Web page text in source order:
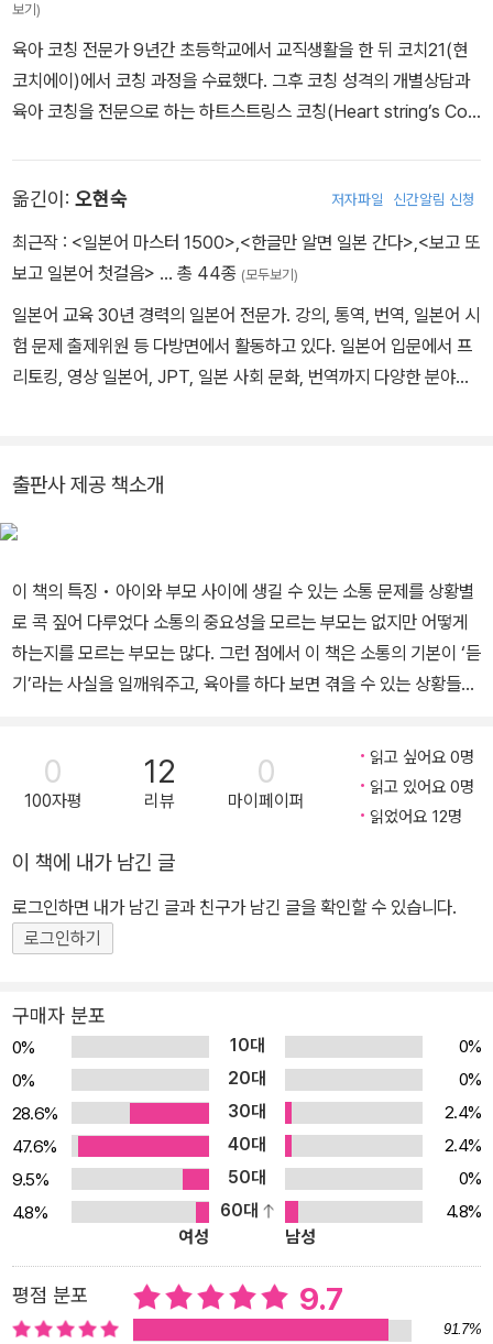
경험해보길 바란다. 나와 아이의 관계에 어떤 변화가 생길지를 기대
하면서.
보기)
육아 코칭 전문가 9년간 초등학교에서 교직생활을 한 뒤 코치21(현
코치에이)에서 코칭 과정을 수료했다. 그후 코칭 성격의 개별상담과
육아 코칭을 전문으로 하는 하트스트링스 코칭(Heart string’s Coa
는 5천여 명에 이른다. 블로그 〈양육에서 듣기가 90%면 모든 것이
잘 풀린다〉를 운영하고 있으며, 그중 ‘완벽한 엄마보다 행복한 엄마
되기’를 위한 조언은 부모들의 큰 호응을 받으며 블로그는 하루 7천
기를 바라며 아이를 키우는 엄마로서, 교육 전문가로서, 육아 상담가
로서의 경험을 바탕으로 이 책을 썼다.
옮긴이: 오현숙 저자파일 신간알림 신청
최근작 : <일본어 마스터 1500>,<한글만 알면 일본 간다>,<보고 또
보고 일본어 첫걸음> … 총 44종 (모두보기)
일본어 교육 30년 경력의 일본어 전문가. 강의, 통역, 번역, 일본어 시
험 문제 출제위원 등 다방면에서 활동하고 있다. 일본어 입문에서 프
리토킹, 영상 일본어, JPT, 일본 사회 문화, 번역까지 다양한 분야의
면서 자신의 일본어 실력을 파악하고 제대로 된 일본어를 익힐 수 있
는 문제를 엄선하여 책으로 엮게 되었다. 이 책이 정확한 일본어를 구
학과 졸업 고려대학교 대학원 사회학 전공 석사 졸업 일본 고베대학
대학원 문학연구과 사회학 석사 졸업 일본 고베대학 대학원 사회문화
전공 박사 졸업 전 KBS(한국방송공사) 연수원 일본어 강사 전 숙명
여자대학교 일본학과 겸임교수 현 서울외국어대학원대학교 한일통역
지 않는다》 (폴라북스) 《히로히토 평전-근대 일본의 형성》 (삼인) 주
요 저서 《섀도잉 일본어》 (씨앤톡) 《넥서스 일본어 한자읽기사전》
(넥서스) 《내 손 안의 JPT》 (넥서스)
출판사 제공 책소개
이 책의 특징 • 아이와 부모 사이에 생길 수 있는 소통 문제를 상황별
로 콕 짚어 다루었다 소통의 중요성을 모르는 부모는 없지만 어떻게
하는지를 모르는 부모는 많다. 그런 점에서 이 책은 소통의 기본이 ‘듣
기’라는 사실을 일깨워주고, 육아를 하다 보면 겪을 수 있는 상황들과
을 한눈에 이해할 수 있다 만화는 본문 내용을 현실적인 상황으로 표
현했으며, 잘못된 대처법과 올바른 대처법을 비교할 수 있게 배치해
‘듣기 육아법’에 대한 독자들의 이해를 돕기에 충분하다. • 사례 중심
을 수 있다 이론으로 무장한 책이 아니다. 불필요한 전문용어는 가급
적 배제하고 편하면서 쉽게 설명했으며, 사례 중심으로 구성을 했기
때문에 이런저런 일로 바쁜 부모들도 자신이 처한 상황에 대한 조언
을 찾아 육아에 적용해볼 수 있다. 이 책의 내용과 구성 1장_ 꾸짖기에
행동을 하거나 기대에 어긋나는 행동을 하면 부모는 일단 아이를 혼
낸다. 아이가 뭔가 말하려고 하면 변명으로 생각해 더 혼내기도 하는
데, 혼내는 것이 아이에게 어떤 영향을 주고 올바르게 혼내는 방법은
무엇인지에 대해 알려준다. 혼내기 전에 아이의 말을 충분히 들어주
고, 평소 아이의 어리광을 받아주는 것, 아이를 있는 그대로 받아들이
는 것이 아이의 행동을 어떻게 변화시키는지도 설명한다. 2장_ 아이
의 말에 귀 기울이고 칭찬해주면 자립심이 쑥쑥 자란다 정서가 안정
되면 세상을 향해 나아갈 용기를 내고 ‘나답게’ 살아갈 수 있는 마음의
토대가 마련된다. 아이가 놀다가 엄마를 찾을 때, 아이가 무언가 성취
를 했을 때, 아이가 풀이 죽어 있을 때 등 다양한 상황에서 정서가 안
정적인 아이로 키우는 방법, 올바른 듣기 방법에 대해 설명한다. 3장_
0
100자평
12
리뷰
0
마이페이퍼
읽고 싶어요 0명
읽고 있어요 0명
읽었어요 12명
이 책에 내가 남긴 글
로그인하면 내가 남긴 글과 친구가 남긴 글을 확인할 수 있습니다.
로그인하기
구매자 분포
0% 10대
0%
0%
20대
0%
28.6%
30대
2.4%
47.6%
40대
2.4%
9.5%
50대
0%
4.8%
60대
4.8%
여성
남성
평점 분포 9.7
91.7%